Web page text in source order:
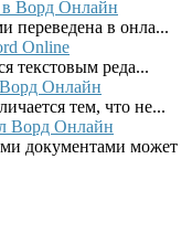
в Ворд Онлайн
переведена в онла...
Online
текстовым реда...
Ворд Онлайн
тем, что не...
Ворд Онлайн
документами может